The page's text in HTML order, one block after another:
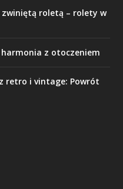
roletą – rolety w
harmonia z otoczeniem
retro i vintage: Powrót